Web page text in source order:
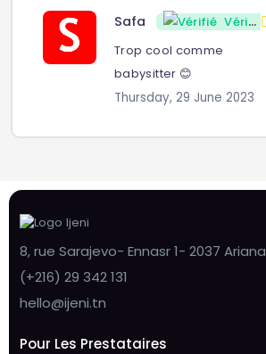
Safa Vérifié
Trop cool comme
babysitter 😊
Thursday, 29 June 2023
8, rue Sarajevo- Ennasr 1- 2037 Ariana
(+216) 29 342 131
hello@ijeni.tn
Pour Les Prestataires